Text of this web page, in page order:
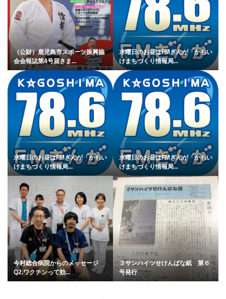
（公財）鹿児島市スポーツ振興協
会会報誌第4号届きま...
水曜日のお昼はFMぎんが「かもい
けまちづくり情報局...
水曜日のお昼はFMぎんが「かもい
けまちづくり情報局...
水曜日のお昼はFMぎんが「かもい
けまちづくり情報局...
今村総合病院からのメッセージ
Q2.ワクチンって効...
３サンハイツせけんばな紙 第６
号発行